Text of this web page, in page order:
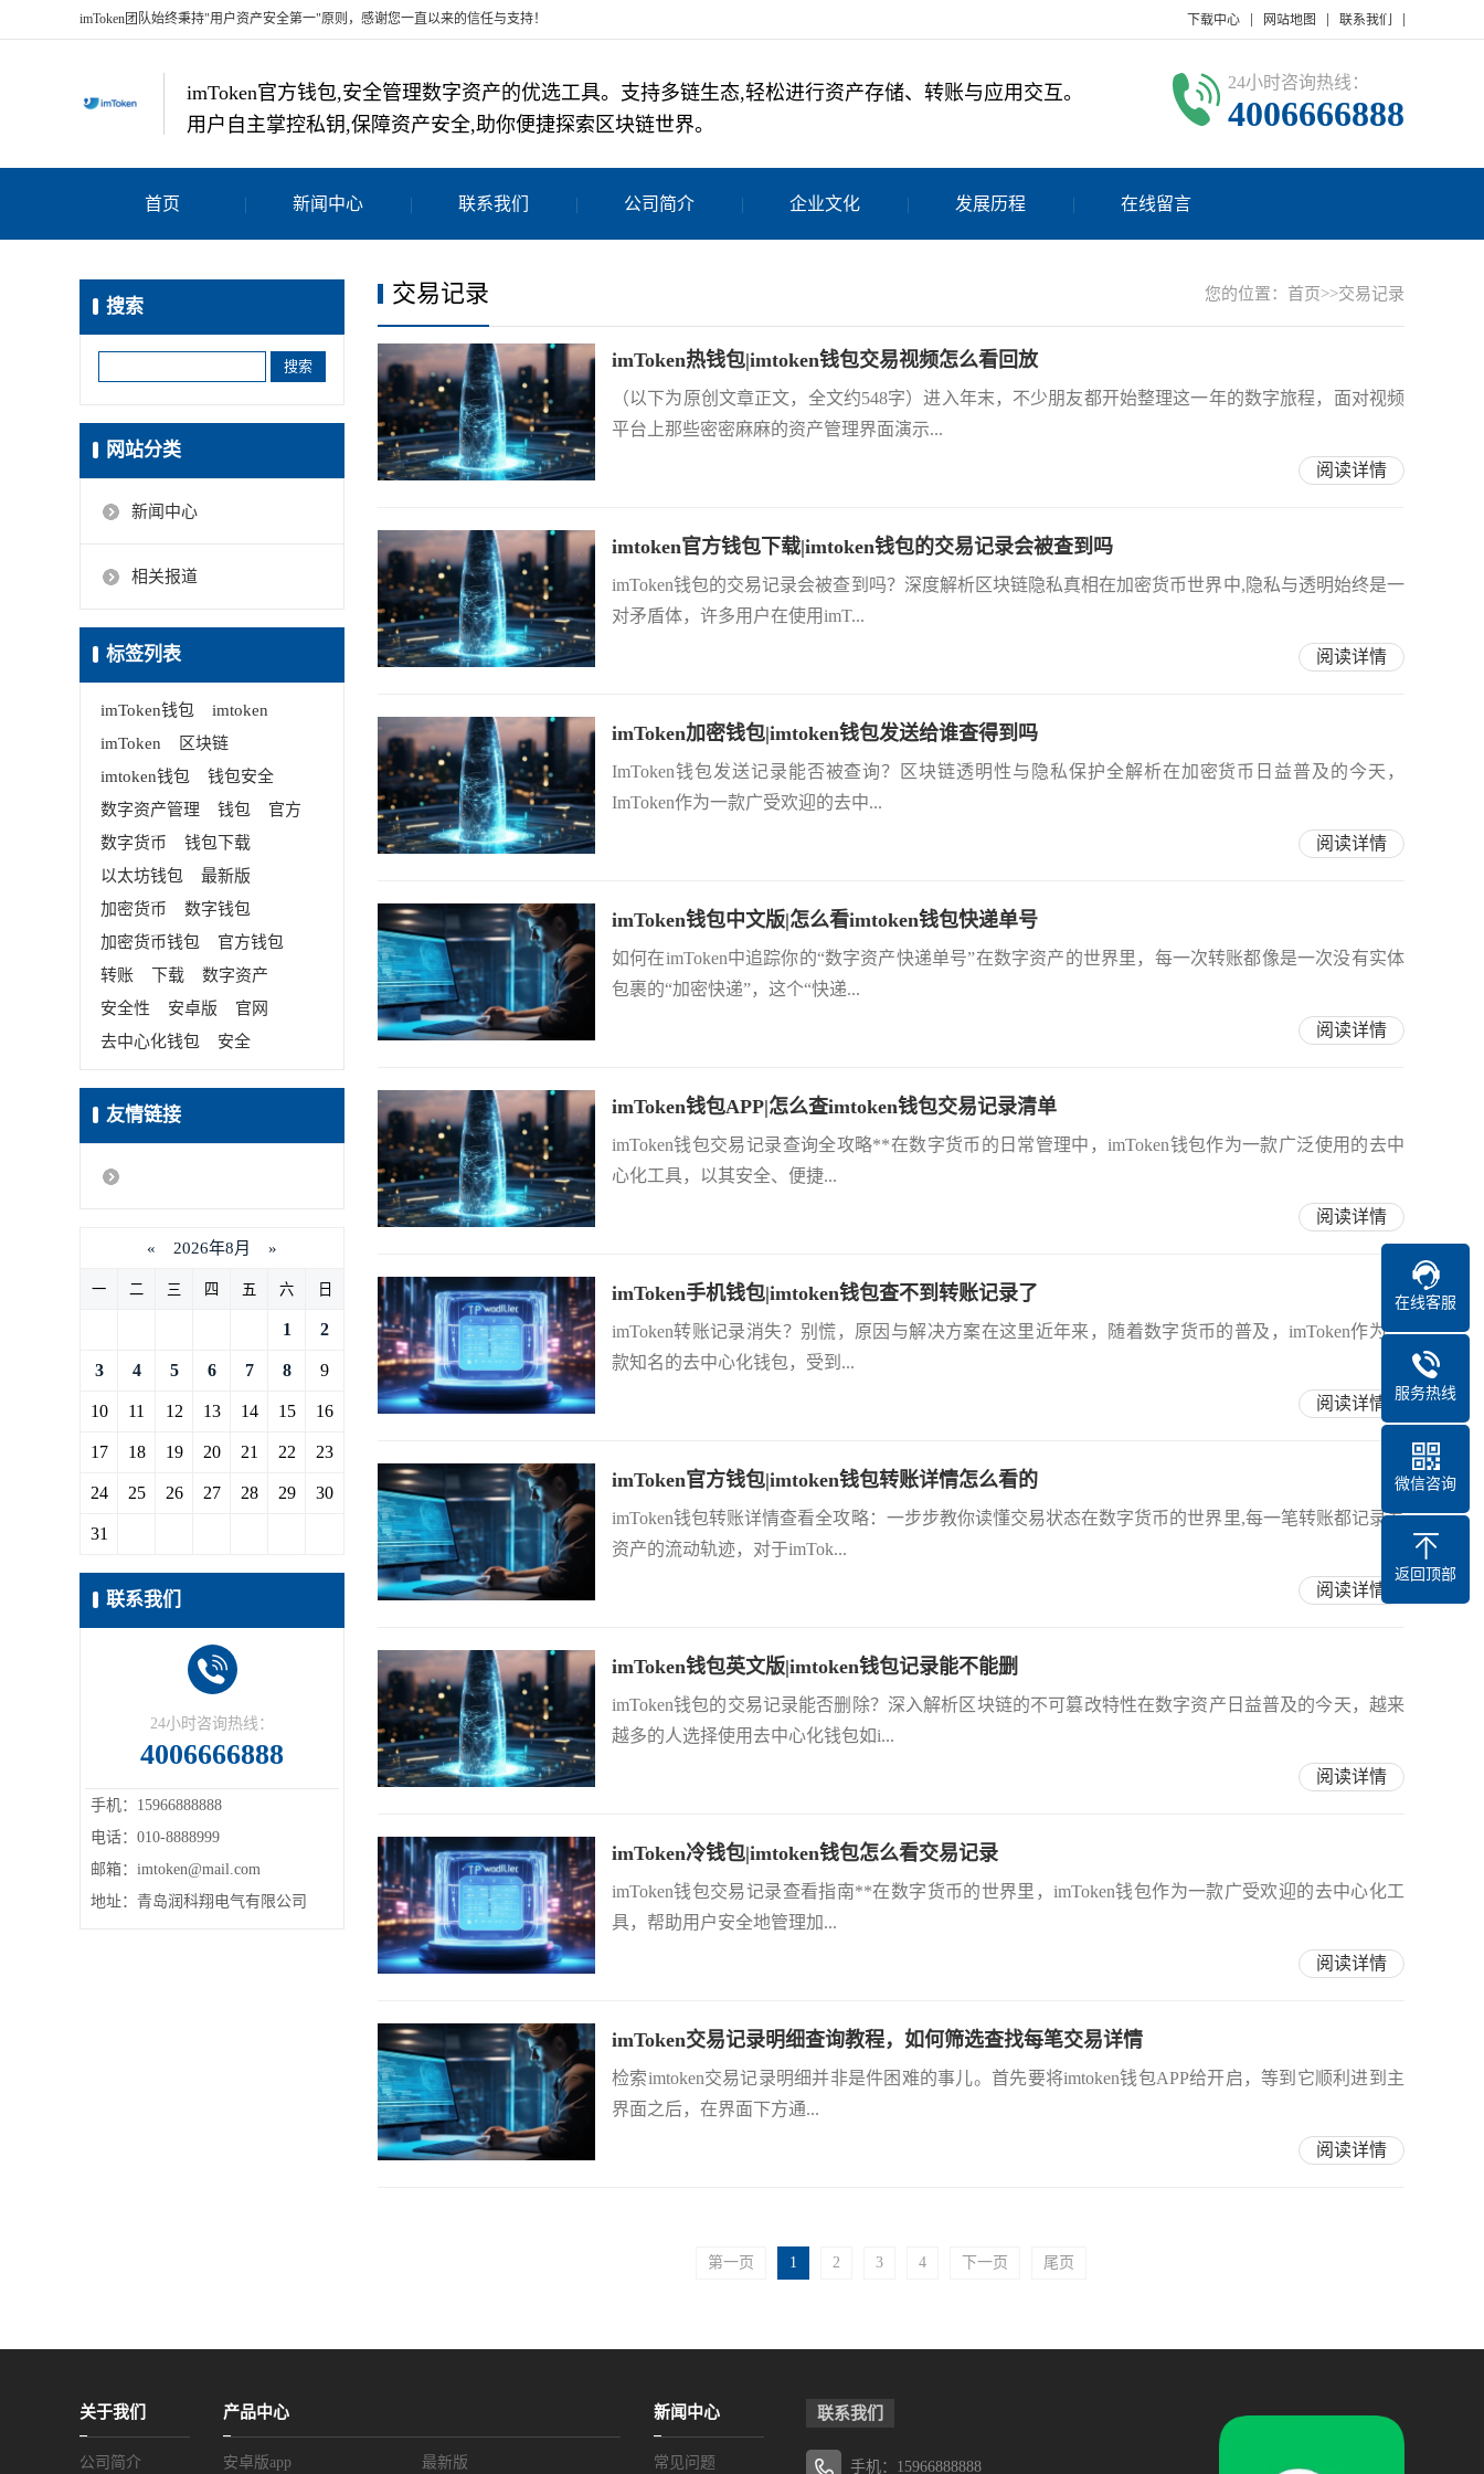
imToken团队始终秉持"用户资产安全第一"原则，感谢您一直以来的信任与支持！ 下载中心 网站地图 联系我们
imToken官方钱包,安全管理数字资产的优选工具。支持多链生态,轻松进行资产存储、转账与应用交互。
用户自主掌控私钥,保障资产安全,助你便捷探索区块链世界。
24小时咨询热线：
4006666888
首页 新闻中心 联系我们 公司简介 企业文化 发展历程 在线留言
搜索
网站分类
新闻中心
相关报道
标签列表
imToken钱包
imtoken
imToken
区块链
imtoken钱包
钱包安全
数字资产管理
钱包
官方
数字货币
钱包下载
以太坊钱包
最新版
加密货币
数字钱包
加密货币钱包
官方钱包
转账
下载
数字资产
安全性
安卓版
官网
去中心化钱包
安全
友情链接
« 2026年8月 »
一 二 三 四 五 六 日
1 2
3 4 5 6 7 8 9
10 11 12 13 14 15 16
17 18 19 20 21 22 23
24 25 26 27 28 29 30
31
联系我们
24小时咨询热线：
4006666888
手机：15966888888
电话：010-8888999
邮箱：imtoken@mail.com
地址：青岛润科翔电气有限公司
您的位置： 首页>>交易记录
交易记录
imToken热钱包|imtoken钱包交易视频怎么看回放
（以下为原创文章正文，全文约548字）进入年末，不少朋友都开始整理这一年的数字旅程，面对视频
平台上那些密密麻麻的资产管理界面演示...
阅读详情
imtoken官方钱包下载|imtoken钱包的交易记录会被查到吗
imToken钱包的交易记录会被查到吗？深度解析区块链隐私真相在加密货币世界中,隐私与透明始终是一
对矛盾体，许多用户在使用imT...
阅读详情
imToken加密钱包|imtoken钱包发送给谁查得到吗
ImToken钱包发送记录能否被查询？区块链透明性与隐私保护全解析在加密货币日益普及的今天，
ImToken作为一款广受欢迎的去中...
阅读详情
imToken钱包中文版|怎么看imtoken钱包快递单号
如何在imToken中追踪你的“数字资产快递单号”在数字资产的世界里，每一次转账都像是一次没有实体
包裹的“加密快递”，这个“快递...
阅读详情
imToken钱包APP|怎么查imtoken钱包交易记录清单
imToken钱包交易记录查询全攻略**在数字货币的日常管理中，imToken钱包作为一款广泛使用的去中
心化工具，以其安全、便捷...
阅读详情
imToken手机钱包|imtoken钱包查不到转账记录了
imToken转账记录消失？别慌，原因与解决方案在这里近年来，随着数字货币的普及，imToken作为一
款知名的去中心化钱包，受到...
阅读详情
imToken官方钱包|imtoken钱包转账详情怎么看的
imToken钱包转账详情查看全攻略：一步步教你读懂交易状态在数字货币的世界里,每一笔转账都记录着
资产的流动轨迹，对于imTok...
阅读详情
imToken钱包英文版|imtoken钱包记录能不能删
imToken钱包的交易记录能否删除？深入解析区块链的不可篡改特性在数字资产日益普及的今天，越来
越多的人选择使用去中心化钱包如i...
阅读详情
imToken冷钱包|imtoken钱包怎么看交易记录
imToken钱包交易记录查看指南**在数字货币的世界里，imToken钱包作为一款广受欢迎的去中心化工
具，帮助用户安全地管理加...
阅读详情
imToken交易记录明细查询教程，如何筛选查找每笔交易详情
检索imtoken交易记录明细并非是件困难的事儿。首先要将imtoken钱包APP给开启，等到它顺利进到主
界面之后，在界面下方通...
阅读详情
第一页 1 2 3 4 下一页 尾页
关于我们
公司简介
产品中心
安卓版app 最新版
新闻中心
常见问题
联系我们
手机：15966888888
在线客服
服务热线
微信咨询
返回顶部